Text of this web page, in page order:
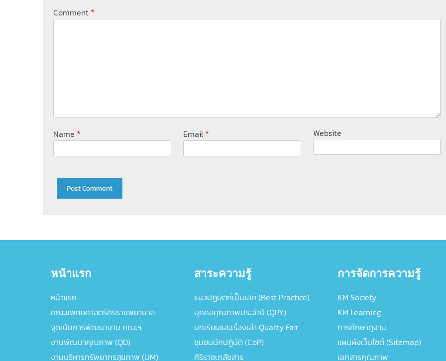
Comment *
Name * Email * Website
หน้าแรก
หน้าแรก
คณะแพทยศาสตร์ศิริราชพยาบาล
จุดเน้นการพัฒนางาน คณะฯ
งานพัฒนาคุณภาพ (QD)
งานบริหารทรัพยากรสุขภาพ (UM)
สาระความรู้
แนวปฏิบัติที่เป็นเลิศ (Best Practice)
บุคคลคุณภาพประจำปี (QPY)
บทเรียนและเรื่องเล่า Quality Fair
ชุมชนนักปฏิบัติ (CoP)
ศิริราชเภสัชสาร
การจัดการความรู้
KM Society
KM Learning
การศึกษาดูงาน
แผนผังเว็บไซต์ (Sitemap)
เอกสารคุณภาพ